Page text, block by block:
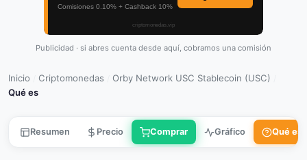
Publicidad · si abres cuenta desde aquí, cobramos una comisión
Inicio Criptomonedas Orby Network USC Stablecoin (USC)
Qué es
Resumen Precio Comprar Gráfico Qué es